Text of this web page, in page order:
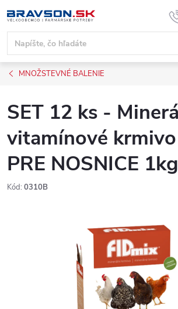
na
obsah
MNOŽSTEVNÉ BALENIE
SET 12 ks -
vitamínové
PRE NOSNICE 1kg
Kód: 0310B